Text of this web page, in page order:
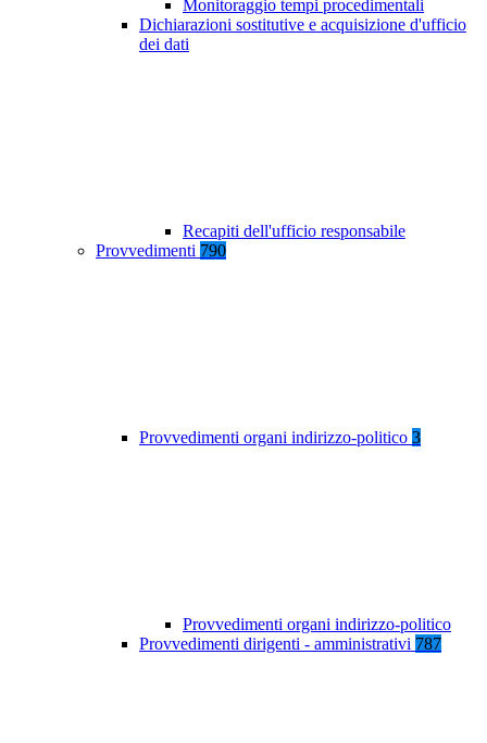
Monitoraggio tempi procedimentali
Dichiarazioni sostitutive e acquisizione d'ufficio
dei dati
Recapiti dell'ufficio responsabile
Provvedimenti 790
Provvedimenti organi indirizzo-politico 3
Provvedimenti organi indirizzo-politico
Provvedimenti dirigenti - amministrativi 787